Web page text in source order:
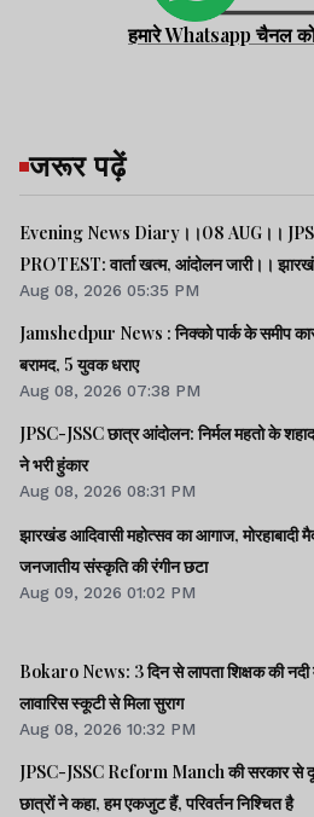
हमारे Whatsapp चैनल
जरूर पढ़ें
Evening News Diary।।08 AUG।।
PROTEST: वार्ता खत्म, आंदोलन जारी।।
भ्रष्टाचार-01: विधानसभा से हुई शुरूआत।। महिला
लागू में देर क्यों -राहुल।। समेत अन्य खबरें व
Aug 08, 2026 05:35 PM
Jamshedpur News : निक्को पार्क के समीप कार
बरामद, 5 युवक धराए
Aug 08, 2026 07:38 PM
JPSC-JSSC छात्र आंदोलन: निर्मल महतो के
ने भरी हुंकार
Aug 08, 2026 08:31 PM
झारखंड आदिवासी महोत्सव का आगाज, मोरहाबादी
जनजातीय संस्कृति की रंगीन छटा
Aug 09, 2026 01:02 PM
Bokaro News: 3 दिन से लापता शिक्षक की नदी
लावारिस स्कूटी से मिला सुराग
Aug 08, 2026 10:32 PM
JPSC-JSSC Reform Manch की सरकार से
छात्रों ने कहा, हम एकजुट हैं, परिवर्तन निश्चित है